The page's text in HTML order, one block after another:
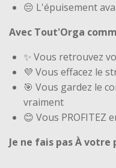
😔 L'épuisement
Avec Tout'Orga
✨ Vous retrouvez
💜 Vous effacez le
🎯 Vous gardez le
vraiment
😊 Vous PROFITEZ
Je ne fais pas À votre